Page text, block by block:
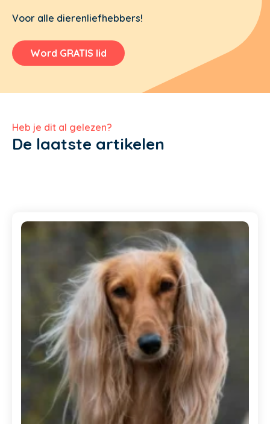
Voor alle dierenliefhebbers!
Word GRATIS lid
Heb je dit al gelezen?
De laatste artikelen